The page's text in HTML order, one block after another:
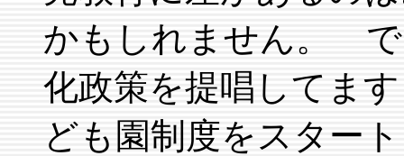
かもしれません。 で
化政策を提唱してま
ども園制度をスター